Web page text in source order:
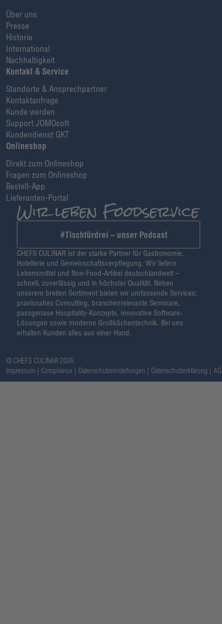
Über uns
Presse
Historie
International
Nachhaltigkeit
Kontakt & Service
Standorte & Ansprechpartner
Kontaktanfrage
Kunde werden
Support JOMOsoft
Kundendienst GKT
Onlineshop
Direkt zum Onlineshop
Fragen zum Onlineshop
Bestell-App
Lieferanten-Portal
#Tischfürdrei – unser Podcast
CHEFS CULINAR ist der starke Partner für Gastronomie,
Hotellerie und Gemeinschaftsverpflegung. Wir liefern
Lebensmittel und Non-Food-Artikel deutschlandweit –
schnell, zuverlässig und in höchster Qualität. Neben
unserem breiten Sortiment bieten wir umfassende Services:
praxisnahes Consulting, branchenrelevante Seminare,
passgenaue Hospitality-Konzepte, innovative Software-
Lösungen sowie moderne Großküchentechnik. Bei uns
erhalten Kunden alles aus einer Hand.
@ CHEFS CULINAR 2026
Impressum
Compliance Datenschutzeinstellungen Datenschutzerklärung